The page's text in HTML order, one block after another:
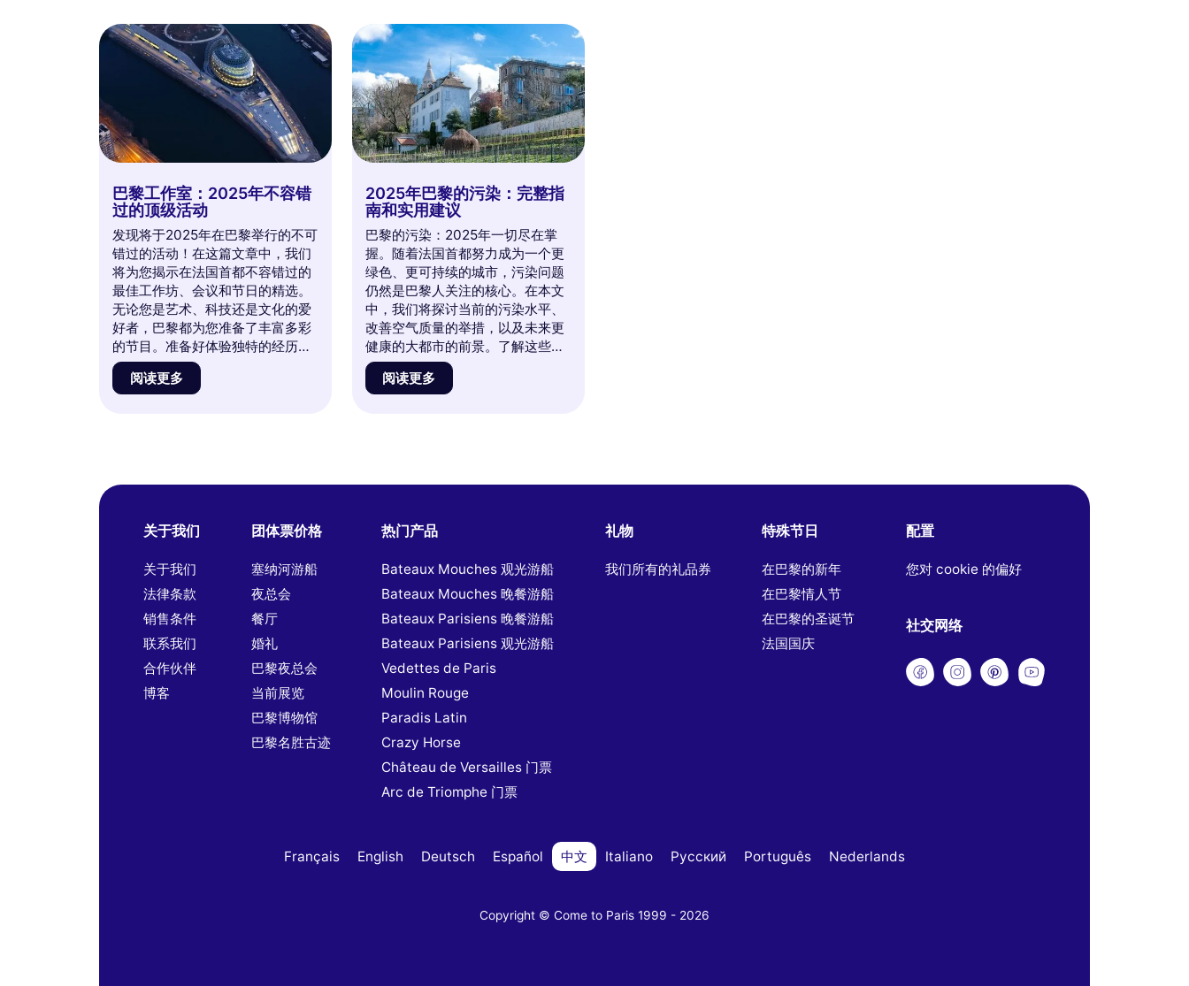
校的机会！
巴黎工作室：2025年不容错
过的顶级活动
发现将于2025年在巴黎举行的不可
错过的活动！在这篇文章中，我们
将为您揭示在法国首都不容错过的
最佳工作坊、会议和节日的精选。
无论您是艺术、科技还是文化的爱
好者，巴黎都为您准备了丰富多彩
的节目。准备好体验独特的经历，
结识各领域的专家。与我们一起沉
浸在这些活动的热潮中，感受巴黎
阅读更多
2025年巴黎的污染：完整指
南和实用建议
巴黎的污染：2025年一切尽在掌
握。随着法国首都努力成为一个更
绿色、更可持续的城市，污染问题
仍然是巴黎人关注的核心。在本文
中，我们将探讨当前的污染水平、
改善空气质量的举措，以及未来更
健康的大都市的前景。了解这些挑
战、创新解决方案，以及您如何为
减少巴黎的污染做出贡献。与我们
阅读更多
关于我们
关于我们
法律条款
销售条件
联系我们
合作伙伴
博客
团体票价格
塞纳河游船
夜总会
餐厅
婚礼
巴黎夜总会
当前展览
巴黎博物馆
巴黎名胜古迹
热门产品
Bateaux Mouches 观光游船
Bateaux Mouches 晚餐游船
Bateaux Parisiens 晚餐游船
Bateaux Parisiens 观光游船
Vedettes de Paris
Moulin Rouge
Paradis Latin
Crazy Horse
Château de Versailles 门票
Arc de Triomphe 门票
礼物
我们所有的礼品券
特殊节日
在巴黎的新年
在巴黎情人节
在巴黎的圣诞节
法国国庆
配置
您对 cookie 的偏好
社交网络
Français English Deutsch Español 中文 Italiano Русский Português Nederlands
Copyright © Come to Paris 1999 - 2026